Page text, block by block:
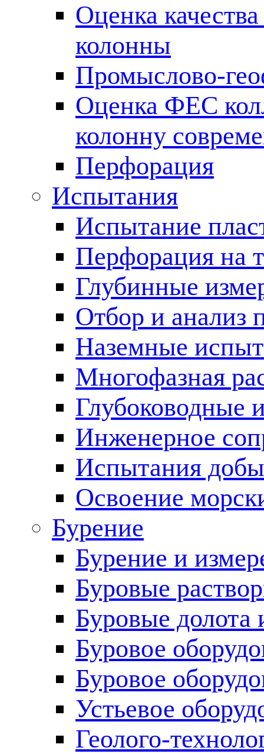
Оценка
колонны
Промыслово-
Оценка ФЕС
колонну
Перфорация
Испытания
Испытание
Перфорация на
Глубинные
Отбор и анализ
Наземные
Многофазная
Глубоководные
Инженерное
Испытания
Освоение
Бурение
Бурение и
Буровые
Буровые долота
Буровое
Буровое
Устьевое
Геолого-